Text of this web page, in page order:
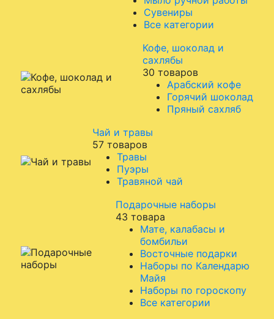
Сувениры
Все категории
Кофе, шоколад и
сахлябы
30 товаров
Арабский кофе
Горячий шоколад
Пряный сахляб
Чай и травы
57 товаров
Травы
Пуэры
Травяной чай
Подарочные наборы
43 товара
Мате, калабасы и
бомбильи
Восточные подарки
Наборы по Календарю
Майя
Наборы по гороскопу
Все категории